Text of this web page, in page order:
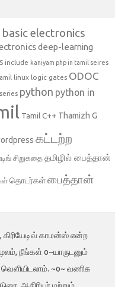
basic electronics
deep-learning
include kaniyam php in tamil seires
linux logic gates ODOC
python python in
Tamil C++ Thamizh G
கட்டற்ற
சிறுகதை தமிழில் பைத்தான்
தொடர்கள்பைத்தான்
காமன்ஸ் என்ற
நீங்கள் o~யாருடனும்
வெளியிடலாம். ~o~ வணிக